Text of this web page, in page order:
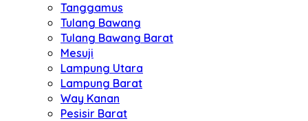
Tanggamus
Tulang Bawang
Tulang Bawang Barat
Mesuji
Lampung Utara
Lampung Barat
Way Kanan
Pesisir Barat